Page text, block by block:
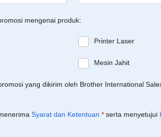
mengenai produk:
Printer Laser
Mesin Jahit
yang dikirim oleh Brother International
Syarat dan Ketentuan * serta menyetujui